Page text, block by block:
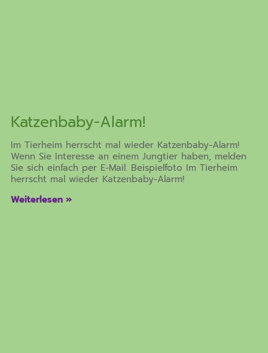
Katzenbaby-Alarm!
Im Tierheim herrscht mal wieder Katzenbaby-Alarm!
Wenn Sie Interesse an einem Jungtier haben, melden
Sie sich einfach per E-Mail. Beispielfoto Im Tierheim
herrscht mal wieder Katzenbaby-Alarm!
Weiterlesen »